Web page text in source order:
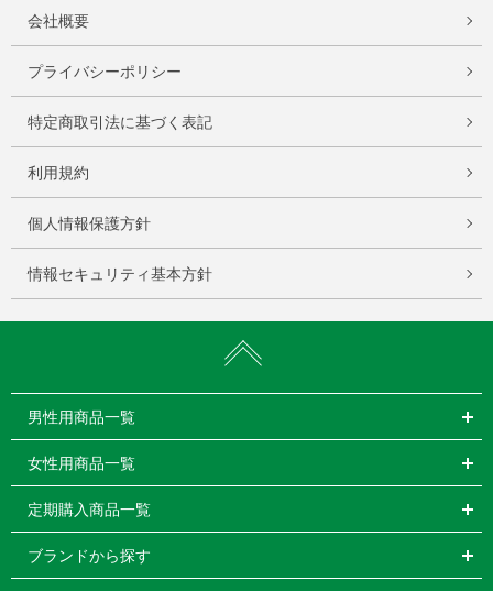
会社概要
プライバシーポリシー
特定商取引法に基づく表記
利用規約
個人情報保護方針
情報セキュリティ基本方針
男性用商品一覧
女性用商品一覧
定期購入商品一覧
ブランドから探す